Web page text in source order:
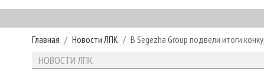
Главная Новости ЛПК В Segezha Group подвели итоги
НОВОСТИ ЛПК